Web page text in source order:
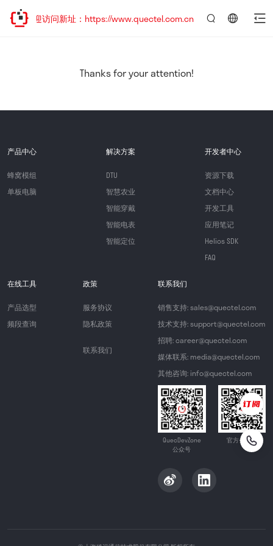
移，欢迎访问新址：https://www.quectel.com.cn
Thanks for your attention!
产品中心
蜂窝模组
单板电脑
解决方案
DTU
智慧农业
智能穿戴
智能电表
智能定位
开发者中心
资源下载
文档中心
开发工具
应用笔记
Helios SDK
FAQ
在线工具
产品选型
频段查询
政策
服务协议
隐私政策
联系我们
联系我们
销售支持: sales@quectel.com
技术支持: support@quectel.com
招聘: career@quectel.com
媒体联系: media@quectel.com
其他咨询: info@quectel.com
QuecDevZone
公众号
官方公众号